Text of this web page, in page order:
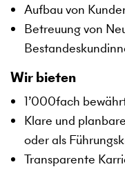
Aufbau von
Betreuung von
Wir bieten
1’000fach
Klare und
oder als
Transparente